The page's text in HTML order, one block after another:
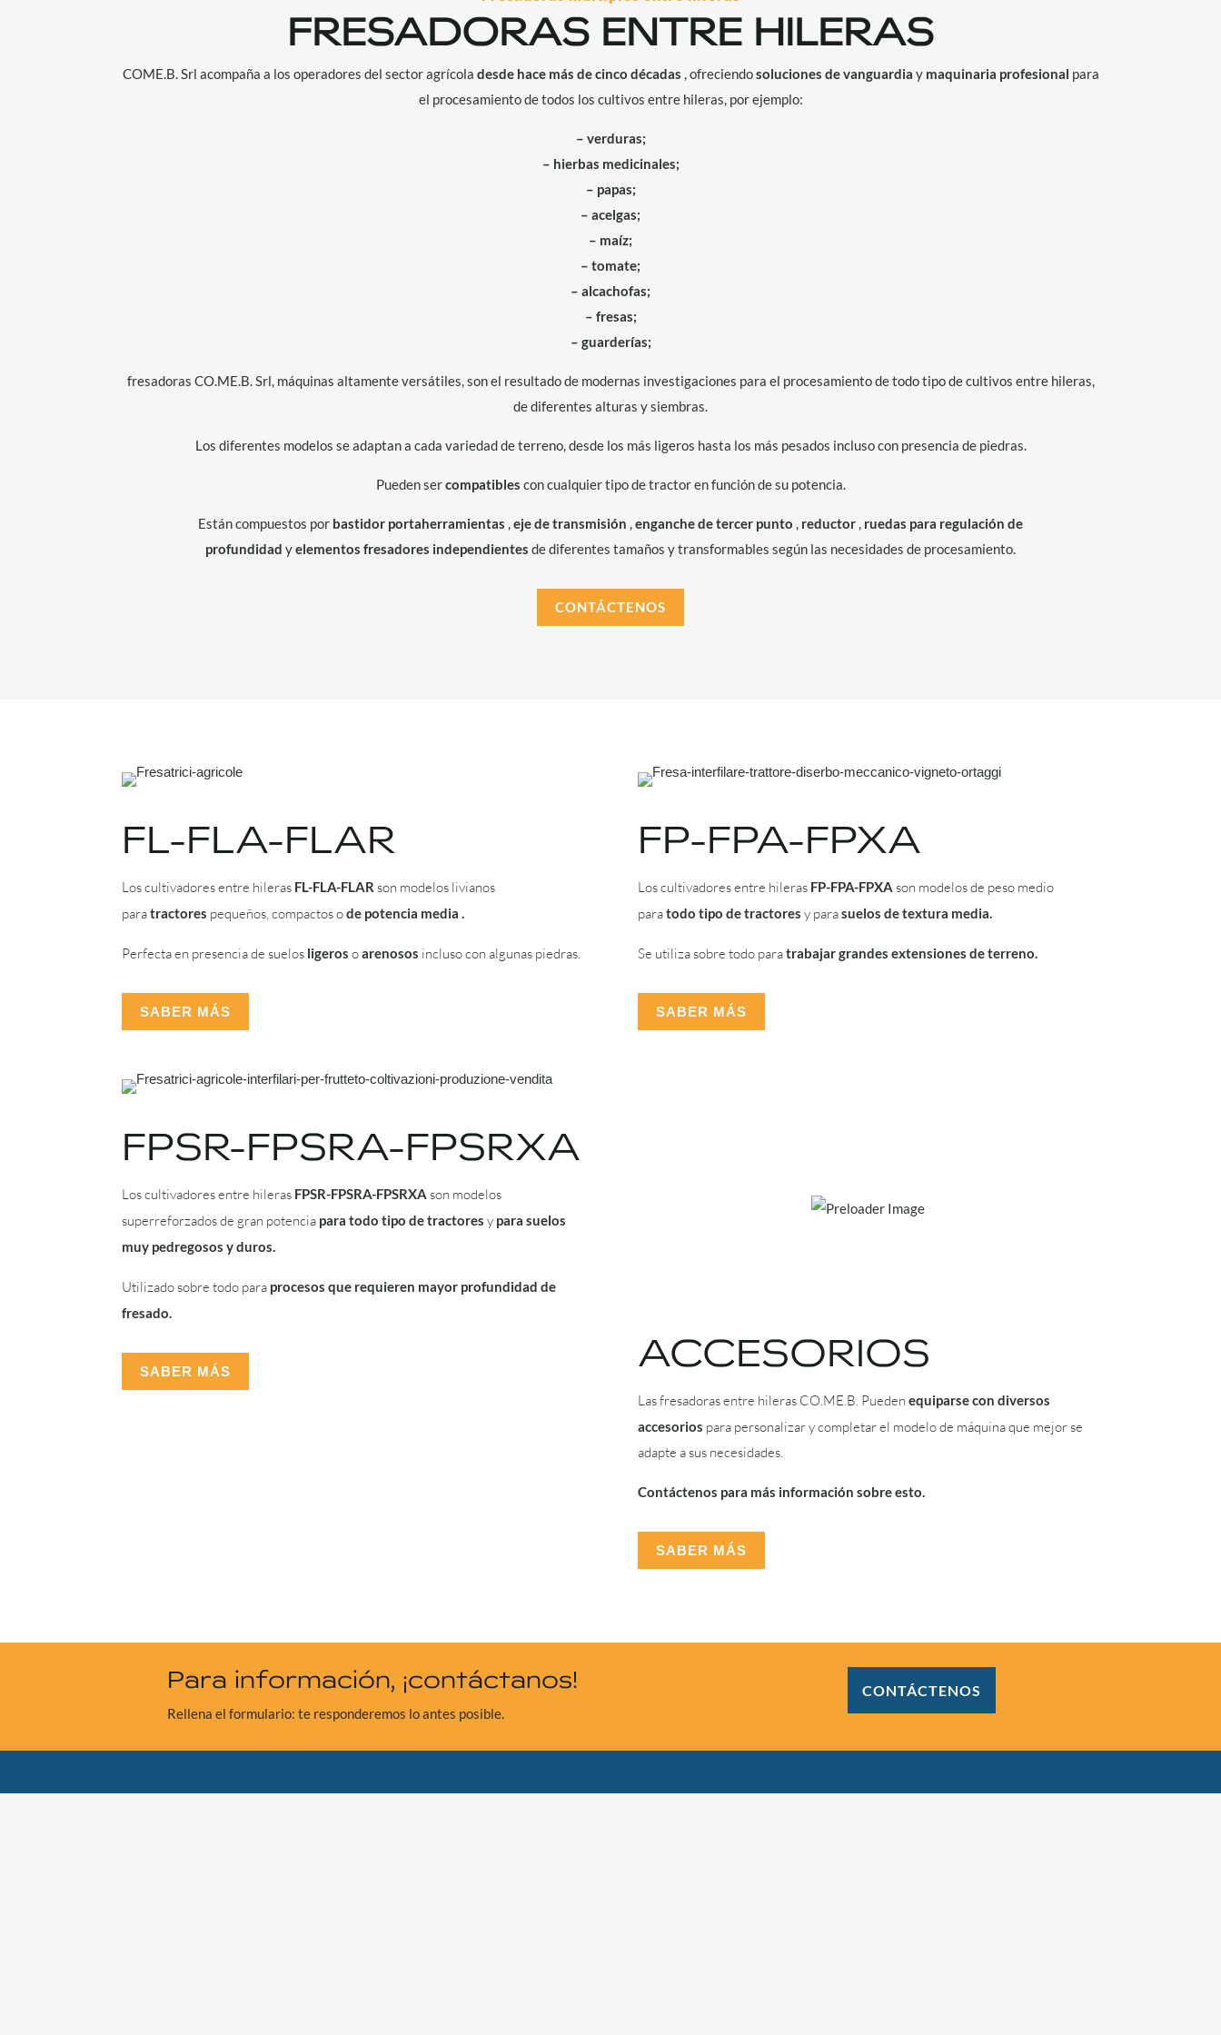
FRESADORAS ENTRE HILERAS
COME.B. Srl acompaña a los operadores del sector agrícola desde hace más de cinco décadas , ofreciendosoluciones de vanguardia y maquinaria profesional para
el procesamiento de todos los cultivos entre hileras, por ejemplo:
– verduras;
– hierbas medicinales;
– papas;
– acelgas;
– maíz;
– tomate;
– alcachofas;
– fresas;
– guarderías;
fresadoras CO.ME.B. Srl, máquinas altamente versátiles, son el resultado de modernas investigaciones para el procesamiento de todo tipo de cultivos entre hileras,
de diferentes alturas y siembras.
Los diferentes modelos se adaptan a cada variedad de terreno, desde los más ligeros hasta los más pesados ​​incluso con presencia de piedras.
Pueden sercompatibles con cualquier tipo de tractor en función de su potencia.
Están compuestos por bastidor portaherramientas ,eje de transmisión ,enganche de tercer punto , reductor, ruedas para regulación de
profundidad yelementos fresadores independientes de diferentes tamaños y transformables según las necesidades de procesamiento.
CONTÁCTENOS
FL-FLA-FLAR
Los cultivadores entre hileras FL-FLA-FLAR son modelos livianos
paratractores pequeños, compactos ode potencia media .
Perfecta en presencia de suelos ligeros oarenosos incluso con algunas piedras.
SABER MÁS
FP-FPA-FPXA
Los cultivadores entre hileras FP-FPA-FPXA son modelos de peso medio
paratodo tipo de tractores y parasuelos de textura media.
Se utiliza sobre todo paratrabajar grandes extensiones de terreno.
SABER MÁS
FPSR-FPSRA-FPSRXA
Los cultivadores entre hileras FPSR-FPSRA-FPSRXA son modelos
superreforzados de gran potencia para todo tipo de tractores y para suelos
muy pedregosos y duros.
Utilizado sobre todo para procesos que requieren mayor profundidad de
fresado.
SABER MÁS ACCESORIOS
Las fresadoras entre hileras CO.ME.B. Pueden equiparse con diversos
accesorios para personalizar y completar el modelo de máquina que mejor se
adapte a sus necesidades.
Contáctenos para más información sobre esto.
SABER MÁS
Para información, ¡contáctanos!
Rellena el formulario: te responderemos lo antes posible.
CONTÁCTENOS